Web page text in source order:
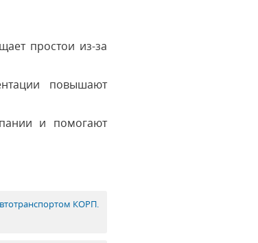
простои из-за
повышают
и помогают
КОРП.